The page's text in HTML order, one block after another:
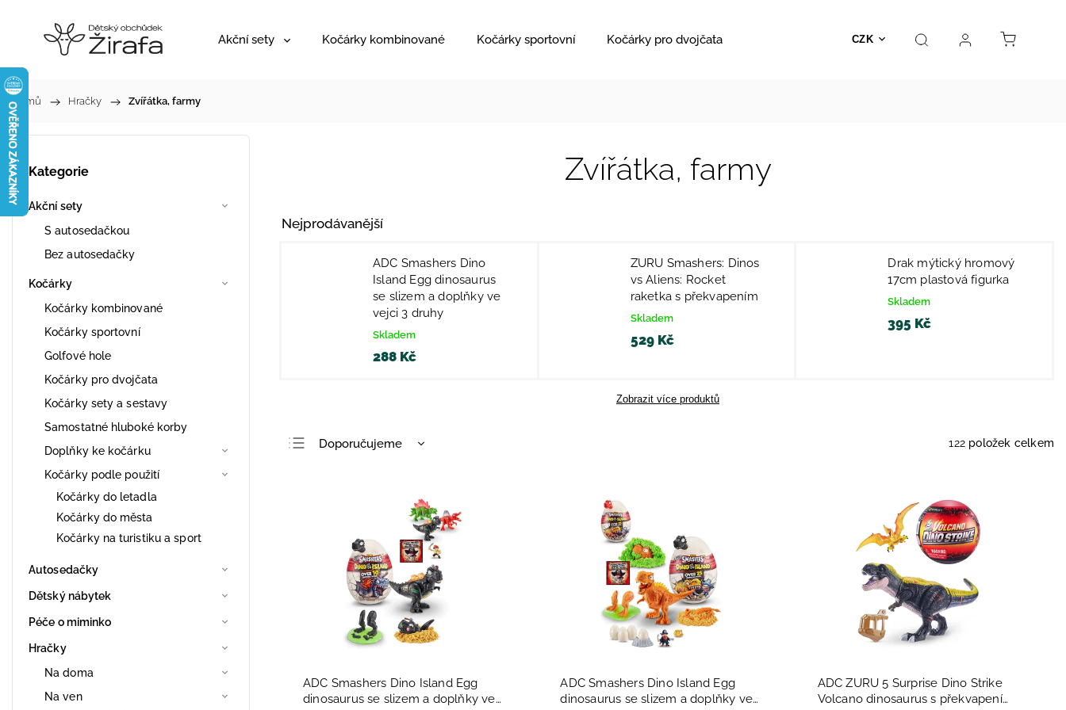
CZK
Akční sety Kočárky kombinované Kočárky sportovní Kočárky pro dvojčata Hračky Prodejna Kontakt
Domů / Hračky / Zvířátka, farmy
Kategorie
Akční sety
S autosedačkou
Bez autosedačky
Kočárky
Kočárky kombinované
Kočárky sportovní
Golfové hole
Kočárky pro dvojčata
Kočárky sety a sestavy
Samostatné hluboké korby
Doplňky ke kočárku
Kočárky podle použití
Kočárky do letadla
Kočárky do města
Kočárky na turistiku a sport
Autosedačky
Dětský nábytek
Péče o miminko
Hračky
Na doma
Na ven
Zvířátka, farmy
Nejprodávanější
ADC Smashers Dino
Island Egg dinosaurus
se slizem a doplňky ve
vejci 3 druhy
Skladem
288 Kč
ZURU Smashers: Dinos
vs Aliens: Rocket
raketka s překvapením
Skladem
529 Kč
Drak mýtický hromový
17cm plastová figurka
Skladem
395 Kč
Zobrazit více produktů
Doporučujeme
Abecedně
122 položek celkem
ADC Smashers Dino Island Egg
dinosaurus se slizem a doplňky ve
ADC Smashers Dino Island Egg
dinosaurus se slizem a doplňky ve
ADC ZURU 5 Surprise Dino Strike
Volcano dinosaurus s překvapením